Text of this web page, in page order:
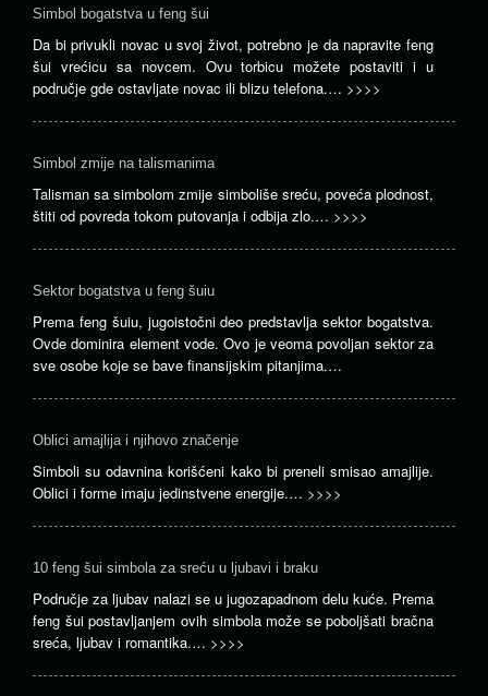
Simbol bogatstva u feng šui
Da bi privukli novac u svoj život, potrebno je da napravite feng
šui vrećicu sa novcem. Ovu torbicu možete postaviti i u
područje gde ostavljate novac ili blizu telefona.… >>>>
Simbol zmije na talismanima
Talisman sa simbolom zmije simboliše sreću, poveća plodnost,
štiti od povreda tokom putovanja i odbija zlo.… >>>>
Sektor bogatstva u feng šuiu
Prema feng šuiu, jugoistočni deo predstavlja sektor bogatstva.
Ovde dominira element vode. Ovo je veoma povoljan sektor za
sve osobe koje se bave finansijskim pitanjima.…
Oblici amajlija i njihovo značenje
Simboli su odavnina korišćeni kako bi preneli smisao amajlije.
Oblici i forme imaju jedinstvene energije.… >>>>
10 feng šui simbola za sreću u ljubavi i braku
Područje za ljubav nalazi se u jugozapadnom delu kuće. Prema
feng šui postavljanjem ovih simbola može se poboljšati bračna
sreća, ljubav i romantika.… >>>>